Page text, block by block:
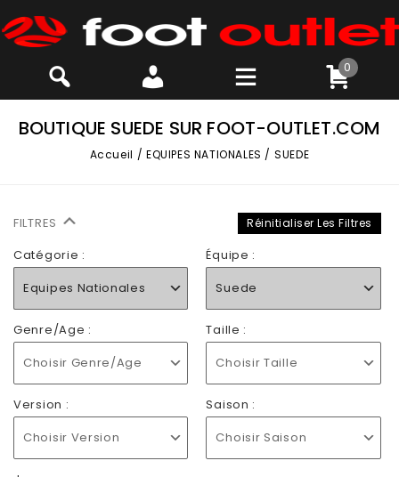
0
BOUTIQUE SUEDE SUR FOOT-OUTLET.COM
Accueil / EQUIPES NATIONALES / SUEDE
FILTRES Réinitialiser Les Filtres
Catégorie :
Equipes Nationales
Équipe :
Suede
Genre/Age :
Choisir Genre/Age
Taille :
Choisir Taille
Version :
Choisir Version
Saison :
Choisir Saison